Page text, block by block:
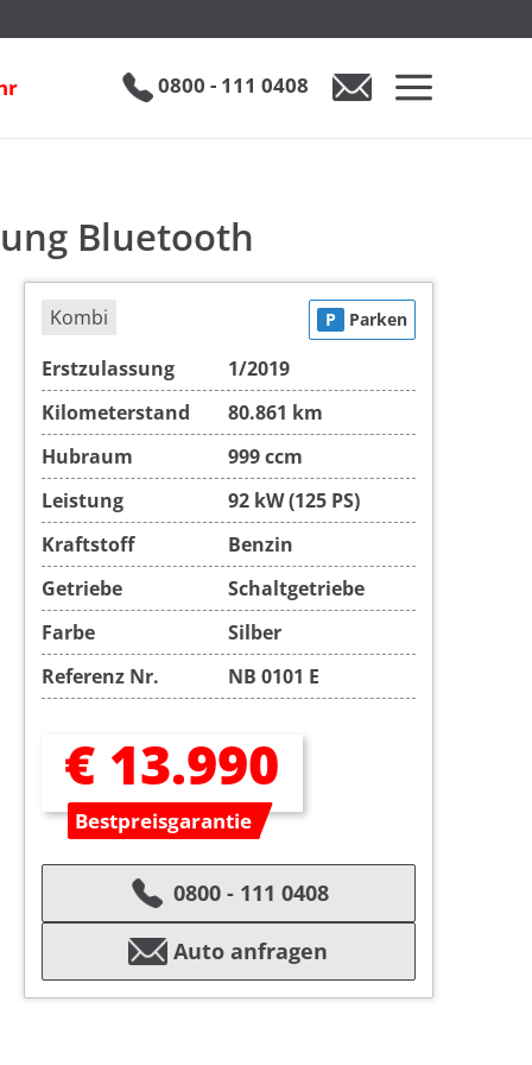
0800 - 111 0408
Bluetooth
Kombi P Parken
Erstzulassung
1/2019
Kilometerstand
80.861 km
Hubraum
999 ccm
Leistung
92 kW (125 PS)
Kraftstoff
Benzin
Getriebe
Schaltgetriebe
Farbe
Silber
Referenz Nr.
NB 0101 E
€ 13.990
Bestpreisgarantie
0800 - 111 0408
Auto anfragen